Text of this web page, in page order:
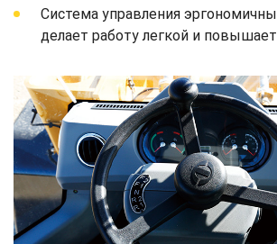
Система управления
делает работу легкой и